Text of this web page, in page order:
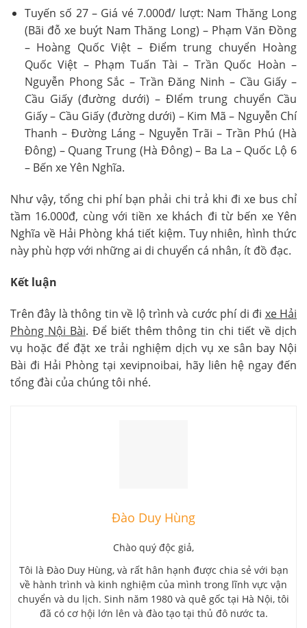
Tuyến số 27 – Giá vé 7.000đ/ lượt: Nam Thăng Long
(Bãi đỗ xe buýt Nam Thăng Long) – Phạm Văn Đồng
– Hoàng Quốc Việt – Điểm trung chuyển Hoàng
Quốc Việt – Phạm Tuấn Tài – Trần Quốc Hoàn –
Nguyễn Phong Sắc – Trần Đăng Ninh – Cầu Giấy –
Cầu Giấy (đường dưới) – ĐIểm trung chuyển Cầu
Giấy – Cầu Giấy (đường dưới) – Kim Mã – Nguyễn Chí
Thanh – Đường Láng – Nguyễn Trãi – Trần Phú (Hà
Đông) – Quang Trung (Hà Đông) – Ba La – Quốc Lộ 6
– Bến xe Yên Nghĩa.
Như vậy, tổng chi phí bạn phải chi trả khi đi xe bus chỉ
tầm 16.000đ, cùng với tiền xe khách đi từ bến xe Yên
Nghĩa về Hải Phòng khá tiết kiệm. Tuy nhiên, hình thức
này phù hợp với những ai di chuyển cá nhân, ít đồ đạc.
Kết luận
Trên đây là thông tin về lộ trình và cước phí di đi xe Hải
Phòng Nội Bài. Để biết thêm thông tin chi tiết về dịch
vụ hoặc để đặt xe trải nghiệm dịch vụ xe sân bay Nội
Bài đi Hải Phòng tại xevipnoibai, hãy liên hệ ngay đến
tổng đài của chúng tôi nhé.
Đào Duy Hùng
Chào quý độc giả,
Tôi là Đào Duy Hùng, và rất hân hạnh được chia sẻ với bạn
về hành trình và kinh nghiệm của mình trong lĩnh vực vận
chuyển và du lịch. Sinh năm 1980 và quê gốc tại Hà Nội, tôi
đã có cơ hội lớn lên và đào tạo tại thủ đô nước ta.